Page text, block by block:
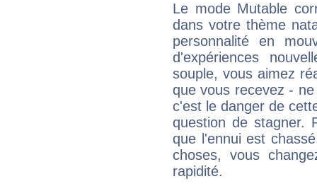
Le mode Mutable
dans votre thème
personnalité en
d'expériences
souple, vous aimez
que vous recevez -
c'est le danger de
question de stagner.
que l'ennui est
choses, vous
rapidité.